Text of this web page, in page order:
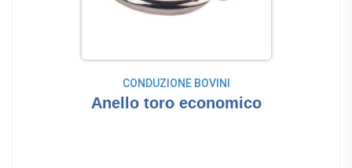
CONDUZIONE BOVINI
Anello toro economico